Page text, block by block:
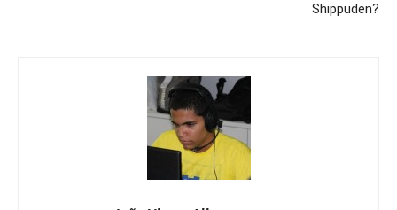
Shippuden?